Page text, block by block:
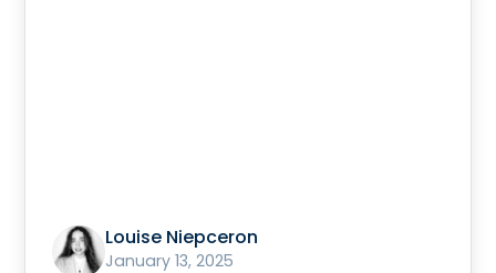
Louise Niepceron
January 13, 2025